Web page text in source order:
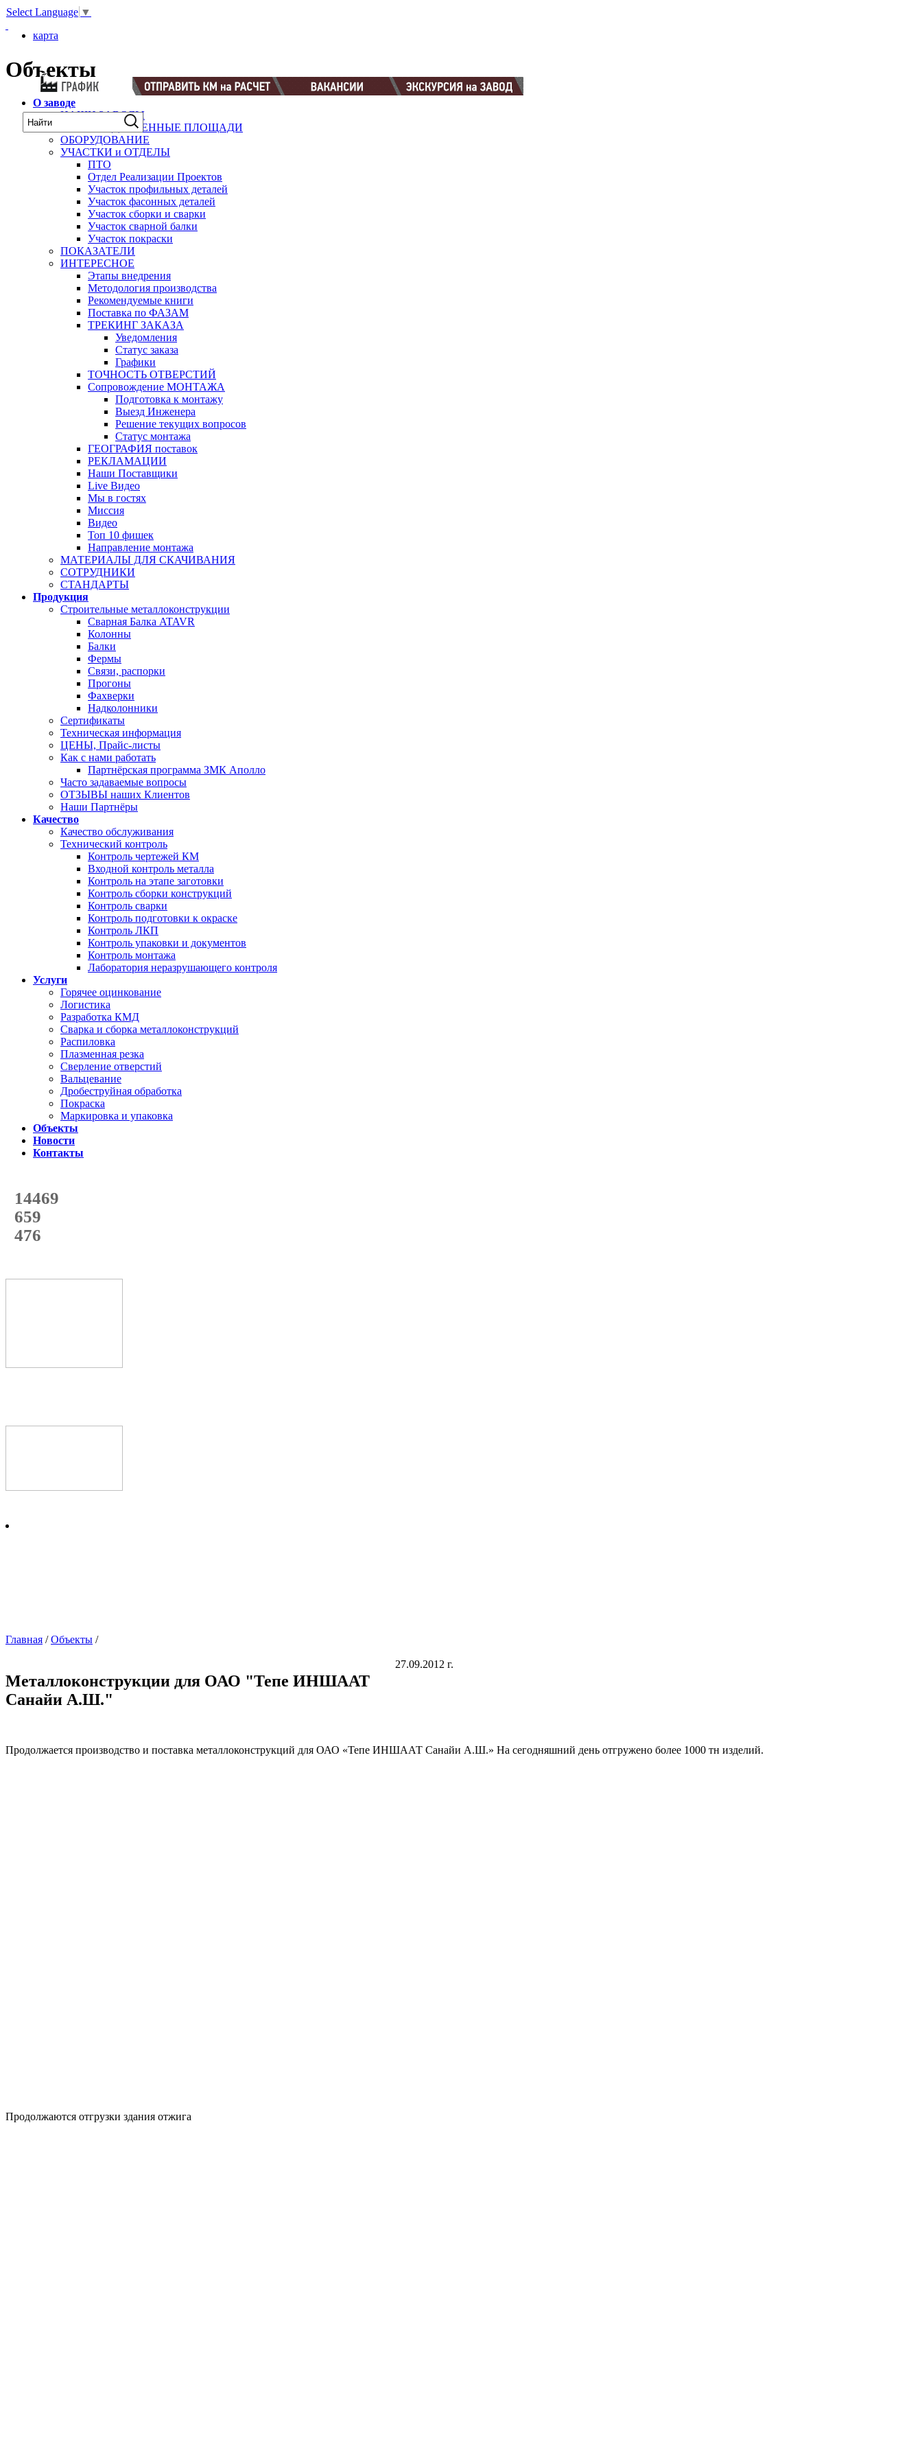
Select Language ▼
карта
Объекты
О заводе
НАШИ ЗАВОДЫ
ПРОИЗВОДСТВЕННЫЕ ПЛОЩАДИ
ОБОРУДОВАНИЕ
УЧАСТКИ и ОТДЕЛЫ
ПТО
Отдел Реализации Проектов
Участок профильных деталей
Участок фасонных деталей
Участок сборки и сварки
Участок сварной балки
Участок покраски
ПОКАЗАТЕЛИ
ИНТЕРЕСНОЕ
Этапы внедрения
Методология производства
Рекомендуемые книги
Поставка по ФАЗАМ
ТРЕКИНГ ЗАКАЗА
Уведомления
Статус заказа
Графики
ТОЧНОСТЬ ОТВЕРСТИЙ
Сопровождение МОНТАЖА
Подготовка к монтажу
Выезд Инженера
Решение текущих вопросов
Статус монтажа
ГЕОГРАФИЯ поставок
РЕКЛАМАЦИИ
Наши Поставщики
Live Видео
Мы в гостях
Миссия
Видео
Топ 10 фишек
Направление монтажа
МАТЕРИАЛЫ ДЛЯ СКАЧИВАНИЯ
СОТРУДНИКИ
СТАНДАРТЫ
Продукция
Строительные металлоконструкции
Сварная Балка ATAVR
Колонны
Балки
Фермы
Связи, распорки
Прогоны
Фахверки
Надколонники
Сертификаты
Техническая информация
ЦЕНЫ, Прайс-листы
Как с нами работать
Партнёрская программа ЗМК Аполло
Часто задаваемые вопросы
ОТЗЫВЫ наших Клиентов
Наши Партнёры
Качество
Качество обслуживания
Технический контроль
Контроль чертежей КМ
Входной контроль металла
Контроль на этапе заготовки
Контроль сборки конструкций
Контроль сварки
Контроль подготовки к окраске
Контроль ЛКП
Контроль упаковки и документов
Контроль монтажа
Лаборатория неразрушающего контроля
Услуги
Горячее оцинкование
Логистика
Разработка КМД
Сварка и сборка металлоконструкций
Распиловка
Плазменная резка
Сверление отверстий
Вальцевание
Дробеструйная обработка
Покраска
Маркировка и упаковка
Объекты
Новости
Контакты
14469
с начала года
659
с начала месяца
476
с начала недели
Главная /Объекты /
Металлоконструкции для ОАО "Тепе ИНШААТ
Санайи А.Ш."
27.09.2012 г.
Продолжается производство и поставка металлоконструкций для ОАО «Тепе ИНШААТ Санайи А.Ш.» На сегодняшний день отгружено более 1000 тн изделий.
Продолжаются отгрузки здания отжига